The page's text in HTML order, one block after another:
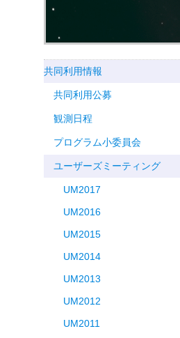
共同利用情報
共同利用公募
観測日程
プログラム小委員会
ユーザーズミーティング
UM2017
UM2016
UM2015
UM2014
UM2013
UM2012
UM2011